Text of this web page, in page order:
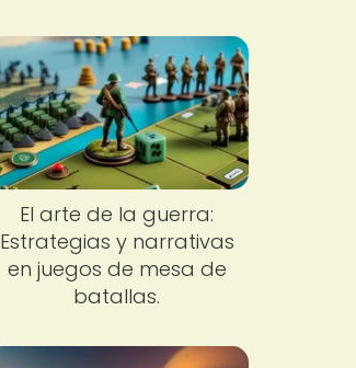
El arte de la guerra:
Estrategias y narrativas
en juegos de mesa de
batallas.